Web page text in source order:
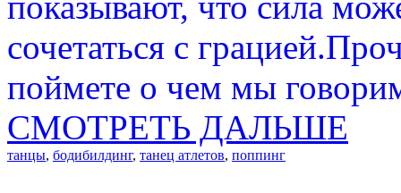
сочетаться с
поймете о чем мы
СМОТРЕТЬ ДАЛЬШЕ
танцы, бодибилдинг, танец атлетов, поппинг